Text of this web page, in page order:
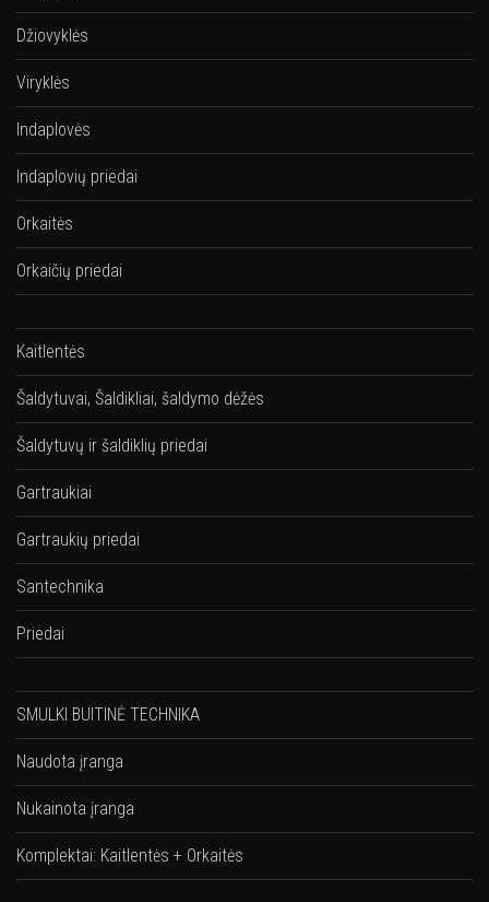
Džiovyklės
Viryklės
Indaplovės
Indaplovių priedai
Orkaitės
Orkaičių priedai
Kaitlentės
Šaldytuvai, Šaldikliai, šaldymo dėžės
Šaldytuvų ir šaldiklių priedai
Gartraukiai
Gartraukių priedai
Santechnika
Priedai
SMULKI BUITINĖ TECHNIKA
Naudota įranga
Nukainota įranga
Komplektai: Kaitlentės + Orkaitės